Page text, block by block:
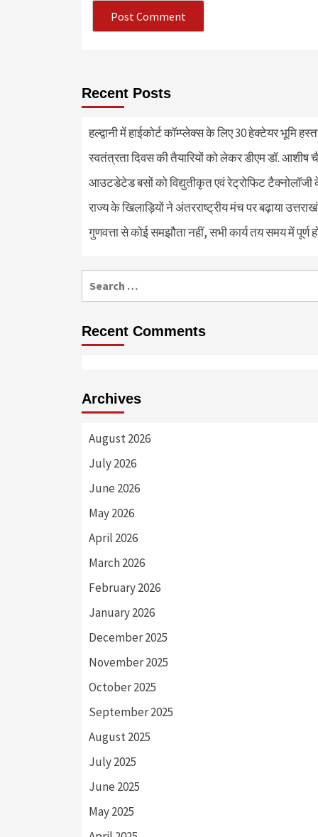
Recent Posts
हल्द्वानी में हाईकोर्ट कॉम्प्लेक्स के लिए 30 हेक्टेयर भूमि
स्वतंत्रता दिवस की तैयारियों को लेकर डीएम डॉ. आशीष
आउटडेटेड बसों को विद्युतीकृत एवं रेट्रोफिट टैक्नोलाॅजी
राज्य के खिलाड़ियों ने अंतरराष्ट्रीय मंच पर बढ़ाया
गुणवत्ता से कोई समझौता नहीं, सभी कार्य तय समय में पूर्ण
Recent Comments
Archives
August 2026
July 2026
June 2026
May 2026
April 2026
March 2026
February 2026
January 2026
December 2025
November 2025
October 2025
September 2025
August 2025
July 2025
June 2025
May 2025